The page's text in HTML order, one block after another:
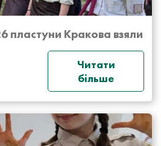
пластуни Кракова взяли
Читати
більше